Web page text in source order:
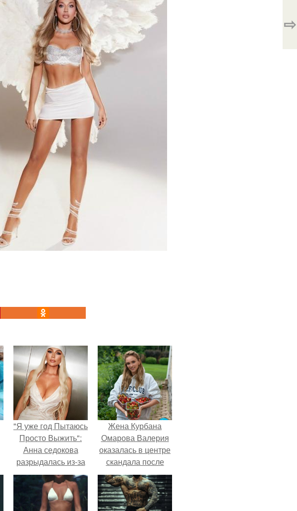
⇨
"Я уже год Пытаюсь
Просто Выжить":
Анна седокова
разрыдалась из-за
жесткой травли и
проклятий в сети.
Жена Курбана
Омарова Валерия
оказалась в центре
скандала после
визита блогера
Марины ильиной в
её